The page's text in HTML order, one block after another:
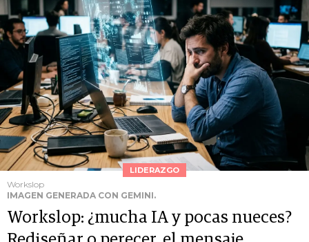
LIDERAZGO
Workslop
IMAGEN GENERADA CON GEMINI.
Workslop: ¿mucha IA y pocas nueces?